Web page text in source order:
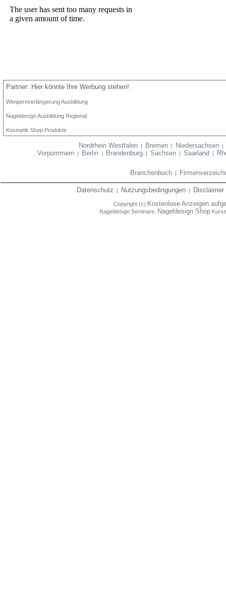
Partner: Hier könnte Ihre Werbung stehen!
Wimpernverlängerung Ausbildung
Nageldesign Ausbildung Regional
Kosmetik Shop Produkte
Nordrhein Westfalen| Bremen| Niedersachsen|
Vorpommern| Berlin| Brandenburg| Sachsen| Saarland |
Branchenbuch|
Datenschutz | Nutzungsbedingungen | Disclaimer
Copyright (c) Kostenlose Anzeigen
Nageldesign Seminare, Nageldesign Shop